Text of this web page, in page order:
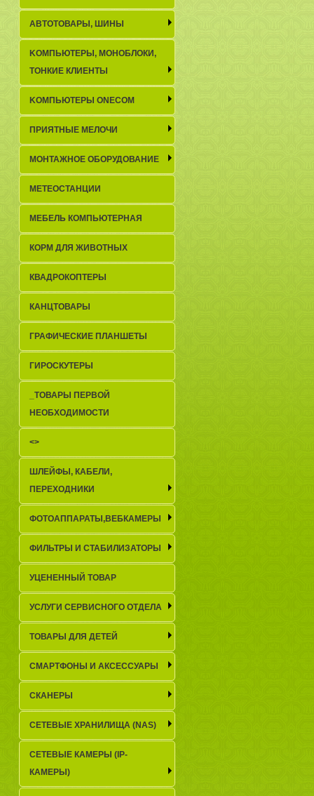
АВТОТОВАРЫ, ШИНЫ
KОМПЬЮТЕРЫ, МОНОБЛОКИ,
ТОНКИЕ КЛИЕНТЫ
KОМПЬЮТЕРЫ ONECOM
ПРИЯТНЫЕ МЕЛОЧИ
МОНТАЖНОЕ ОБОРУДОВАНИЕ
МЕТЕОСТАНЦИИ
МЕБЕЛЬ КОМПЬЮТЕРНАЯ
КОРМ ДЛЯ ЖИВОТНЫХ
КВАДРОКОПТЕРЫ
КАНЦТОВАРЫ
ГРАФИЧЕСКИЕ ПЛАНШЕТЫ
ГИРОСКУТЕРЫ
_TОВАРЫ ПЕРВОЙ
НЕОБХОДИМОСТИ
<>
ШЛЕЙФЫ, КАБЕЛИ,
ПЕРЕХОДНИКИ
ФОТОАППАРАТЫ,ВЕБКАМЕРЫ
ФИЛЬТРЫ И СТАБИЛИЗАТОРЫ
УЦЕНЕННЫЙ ТОВАР
УСЛУГИ СЕРВИСНОГО ОТДЕЛА
ТОВАРЫ ДЛЯ ДЕТЕЙ
СМАРТФОНЫ И АКСЕССУАРЫ
СКАНЕРЫ
СЕТЕВЫЕ ХРАНИЛИЩА (NAS)
СЕТЕВЫЕ КАМЕРЫ (IP-
КАМЕРЫ)